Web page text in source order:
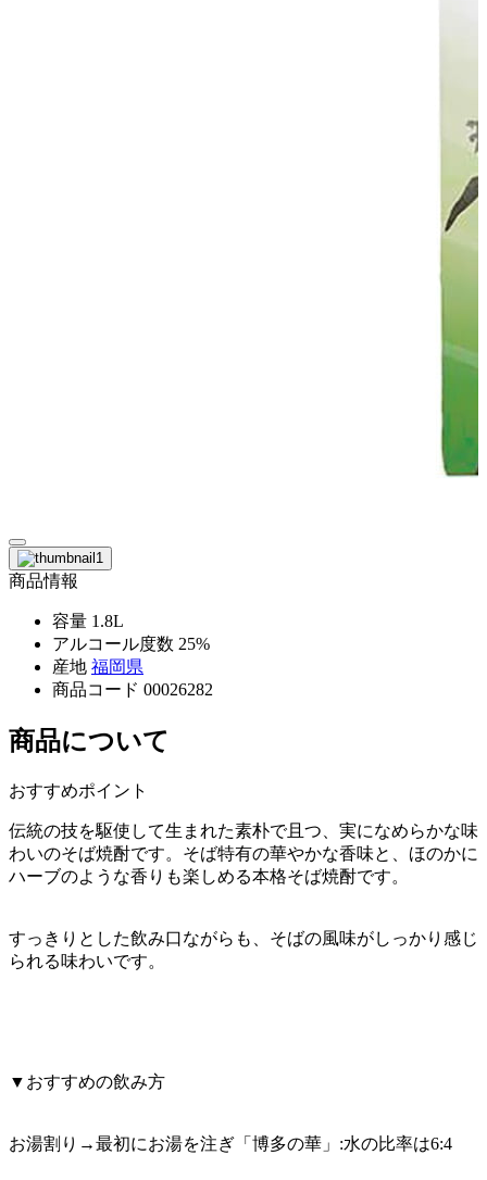
商品情報
容量 1.8L
アルコール度数 25%
産地 福岡県
商品コード 00026282
商品について
おすすめポイント
伝統の技を駆使して生まれた素朴で且つ、実になめらかな味
わいのそば焼酎です。そば特有の華やかな香味と、ほのかに
ハーブのような香りも楽しめる本格そば焼酎です。
すっきりとした飲み口ながらも、そばの風味がしっかり感じ
られる味わいです。
▼おすすめの飲み方
お湯割り→最初にお湯を注ぎ「博多の華」:水の比率は6:4